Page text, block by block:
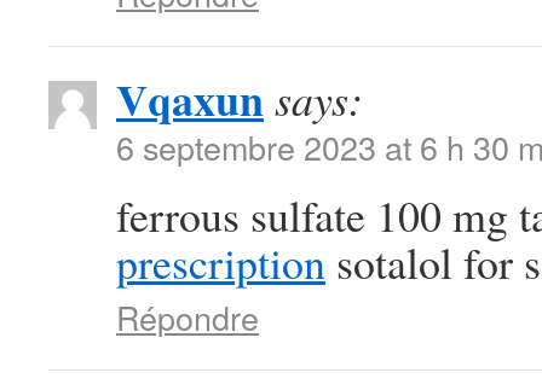
Vqaxunsays:
6 septembre 2023 at 6 h 30
ferrous sulfate 100 mg
prescription sotalol for
Répondre